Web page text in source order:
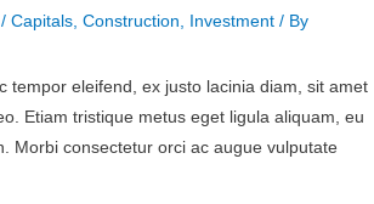
/ Capitals Construction Investment / By
tempor eleifend, ex justo lacinia diam, sit amet
Etiam tristique metus eget ligula aliquam, eu
Morbi consectetur orci ac augue vulputate